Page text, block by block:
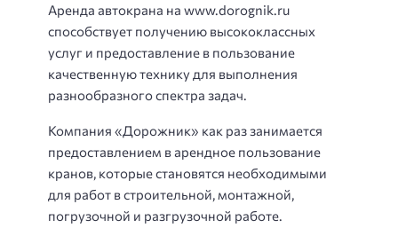
Аренда автокрана на www.dorognik.ru
способствует получению высококлассных
услуг и предоставление в пользование
качественную технику для выполнения
разнообразного спектра задач.
Компания «Дорожник» как раз занимается
предоставлением в арендное пользование
кранов, которые становятся необходимыми
для работ в строительной, монтажной,
погрузочной и разгрузочной работе.